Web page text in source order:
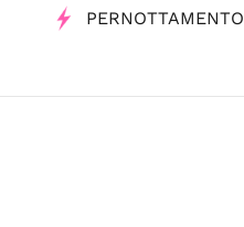
PERNOTTAMENTO